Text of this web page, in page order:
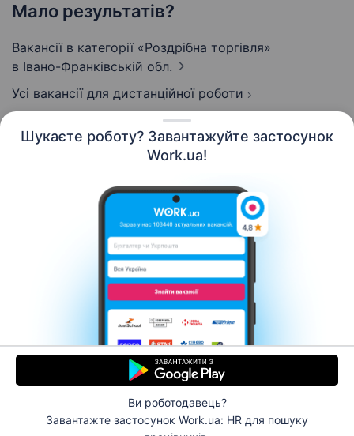
Шукаєте роботу? Завантажуйте застосунок
Work.ua!
Ви роботодавець?
Завантажте застосунок Work.ua: HR для пошуку
Мало результатів?
Вакансії в категорії «Роздрібна торгівля»
в Івано-Франківській обл.
Усі вакансії для дистанційної роботи
Контакти Про нас
Кар’єра
Допомога Умови використання
© 2006–2026 Work.ua. Сервіс пошуку роботи №1 в